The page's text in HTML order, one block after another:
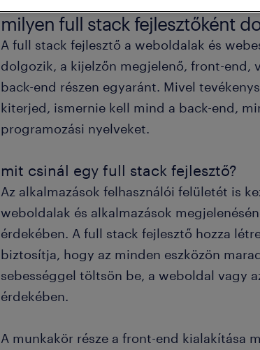
milyen full stack fejlesztőként
A full stack fejlesztő a weboldalak és
dolgozik, a kijelzőn megjelenő, front-
back-end részen egyaránt. Mivel
kiterjed, ismernie kell mind a back-end,
programozási nyelveket.
mit csinál egy full stack fejlesztő?
Az alkalmazások felhasználói felületét is
weboldalak és alkalmazások
érdekében. A full stack fejlesztő hozza
biztosítja, hogy az minden eszközön
sebességgel töltsön be, a weboldal vagy
érdekében.
A munkakör része a front-end kialakítása